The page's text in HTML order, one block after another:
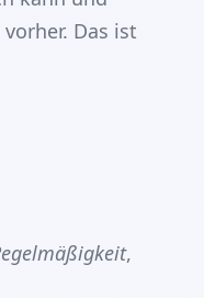
Das ist
,